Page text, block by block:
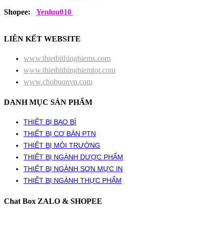
Shopee:
Yenluu010
LIÊN KẾT WEBSITE
www.thietbithinghiems.com
www.thietbithinghiemtot.com
www.chobuonvn.com
DANH MỤC SẢN PHẨM
THIẾT BỊ BAO BÌ
THIẾT BỊ CƠ BẢN PTN
THIẾT BỊ MÔI TRƯỜNG
THIẾT BỊ NGÀNH DƯỢC PHẨM
THIẾT BỊ NGÀNH SƠN MỰC IN
THIẾT BỊ NGÀNH THỰC PHẨM
Chat Box ZALO & SHOPEE